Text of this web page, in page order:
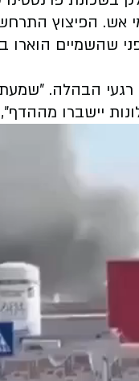
אש. הפיצוץ
שהשמיים
רגעי הבהלה.
יישברו